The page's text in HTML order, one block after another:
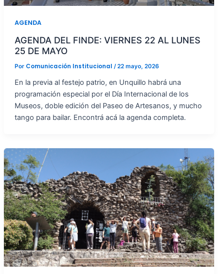
AGENDA
AGENDA DEL FINDE: VIERNES 22 AL LUNES
25 DE MAYO
Por Comunicación Institucional /22 mayo, 2026
En la previa al festejo patrio, en Unquillo habrá una
programación especial por el Día Internacional de los
Museos, doble edición del Paseo de Artesanos, y mucho
tango para bailar. Encontrá acá la agenda completa.